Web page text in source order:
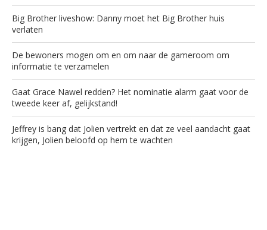
Big Brother liveshow: Danny moet het Big Brother huis
verlaten
De bewoners mogen om en om naar de gameroom om
informatie te verzamelen
Gaat Grace Nawel redden? Het nominatie alarm gaat voor de
tweede keer af, gelijkstand!
Jeffrey is bang dat Jolien vertrekt en dat ze veel aandacht gaat
krijgen, Jolien beloofd op hem te wachten